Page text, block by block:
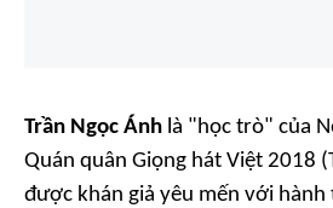
Trần Ngọc Ánh là "học trò" của
Quán quân Giọng hát Việt 2018
được khán giả yêu mến với